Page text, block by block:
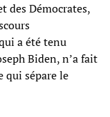
des Démocrates,
a été tenu
Biden, n’a fait
qui sépare le